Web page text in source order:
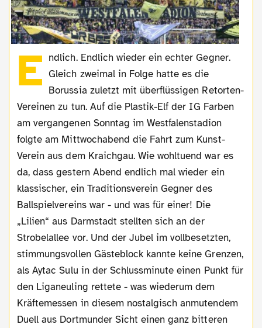
E ndlich. Endlich wieder ein echter Gegner.
Gleich zweimal in Folge hatte es die
Borussia zuletzt mit überflüssigen Retorten-
Vereinen zu tun. Auf die Plastik-Elf der IG Farben
am vergangenen Sonntag im Westfalenstadion
folgte am Mittwochabend die Fahrt zum Kunst-
Verein aus dem Kraichgau. Wie wohltuend war es
da, dass gestern Abend endlich mal wieder ein
klassischer, ein Traditionsverein Gegner des
Ballspielvereins war - und was für einer! Die
„Lilien“ aus Darmstadt stellten sich an der
Strobelallee vor. Und der Jubel im vollbesetzten,
stimmungsvollen Gästeblock kannte keine Grenzen,
als Aytac Sulu in der Schlussminute einen Punkt für
den Liganeuling rettete - was wiederum dem
Kräftemessen in diesem nostalgisch anmutendem
Duell aus Dortmunder Sicht einen ganz bitteren